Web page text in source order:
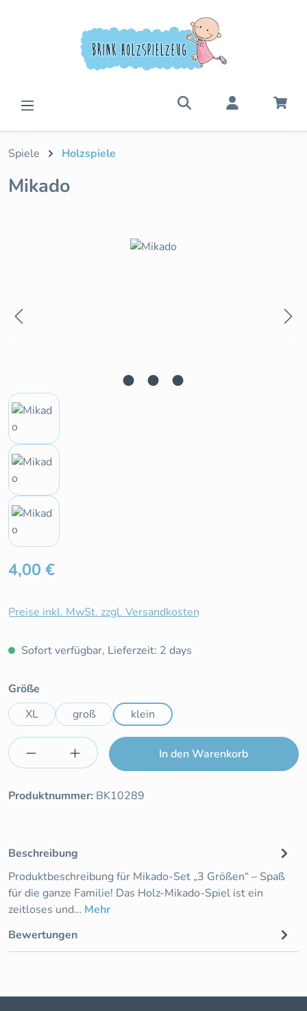
Spiele Holzspiele
Mikado
Bildergalerie überspringen
Regulärer Preis:
4,00 €
Preise inkl. MwSt. zzgl. Versandkosten
Sofort verfügbar, Lieferzeit: 2 days
Größe
XL
groß klein
Produkt Anzahl: Gib den gewünschten
In den Warenkorb
Produktnummer: BK10289
Beschreibung
Produktbeschreibung für Mikado-Set „3 Größen“ – Spaß
für die ganze Familie! Das Holz-Mikado-Spiel ist ein
zeitloses und… Mehr
Bewertungen